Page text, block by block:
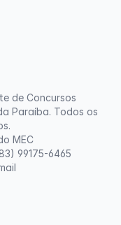
MEC
99175-6465
de Concursos
Paraíba. Todos os